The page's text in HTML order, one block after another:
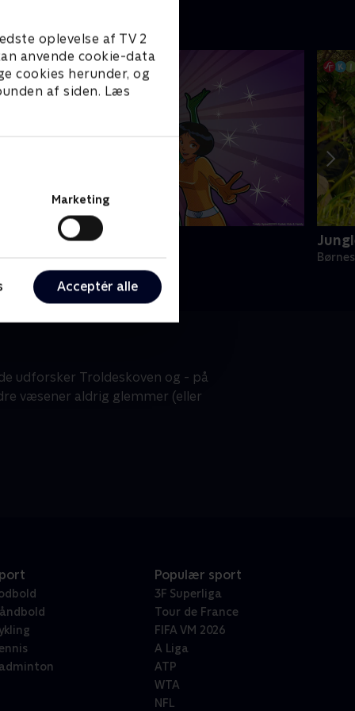
oplevelse af TV 2
anvende cookie-data
cookies herunder, og
af siden. Læs
Marketing
Acceptér alle
Totally Spies
• 2 sæsoner
udforsker Troldeskoven og - på
væsener aldrig glemmer (eller
Populær sport
3F Superliga
Tour de France
FIFA VM 2026
A Liga
ATP
WTA
NFL